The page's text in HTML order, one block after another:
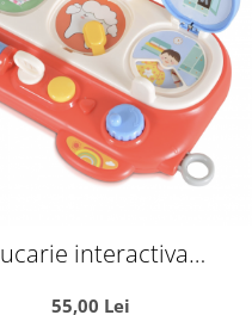
interactiva
55,00 Lei